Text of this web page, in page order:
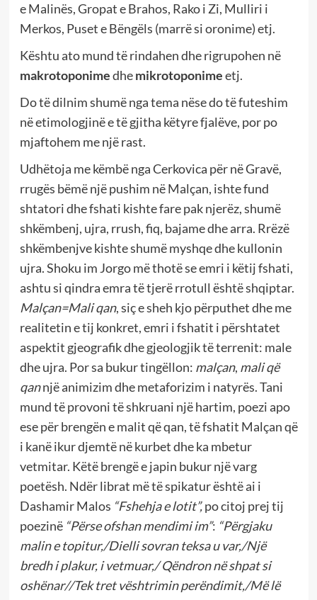
e Malinës, Gropat e Brahos, Rako i Zi, Mulliri i
Merkos, Puset e Bëngëls (marrë si oronime) etj.
Kështu ato mund të rindahen dhe rigrupohen në
makrotoponimedhemikrotoponimeetj.
Do të dilnim shumë nga tema nëse do të futeshim
në etimologjinë e të gjitha këtyre fjalëve, por po
mjaftohem me një rast.
Udhëtoja me këmbë nga Cerkovica për në Gravë,
rrugës bëmë një pushim në Malçan, ishte fund
shtatori dhe fshati kishte fare pak njerëz, shumë
shkëmbenj, ujra, rrush, fiq, bajame dhe arra. Rrëzë
shkëmbenjve kishte shumë myshqe dhe kullonin
ujra. Shoku im Jorgo më thotë se emri i këtij fshati,
ashtu si qindra emra të tjerë rrotull është shqiptar.
Malçan=Mali qan, siç e sheh kjo përputhet dhe me
realitetin e tij konkret, emri i fshatit i përshtatet
aspektit gjeografik dhe gjeologjik të terrenit: male
dhe ujra. Por sa bukur tingëllon: malçan, mali që
qannjë animizim dhe metaforizim i natyrës. Tani
mund të provoni të shkruani një hartim, poezi apo
ese për brengën e malit që qan, të fshatit Malçan që
i kanë ikur djemtë në kurbet dhe ka mbetur
vetmitar. Këtë brengë e japin bukur një varg
poetësh. Ndër librat më të spikatur është ai i
Dashamir Malos “Fshehja e lotit”,po citoj prej tij
poezinë“Përse ofshan mendimi im”: “Përgjaku
malin e topitur,/Dielli sovran teksa u var,/Një
bredh i plakur, i vetmuar,/ Qëndron në shpat si
oshënar//Tek tret vështrimin perëndimit,/Më lë